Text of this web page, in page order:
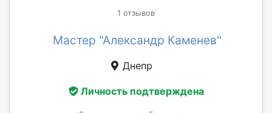
1 отзывов
Мастер "Александр Каменев"
Днепр
Личность подтверждена